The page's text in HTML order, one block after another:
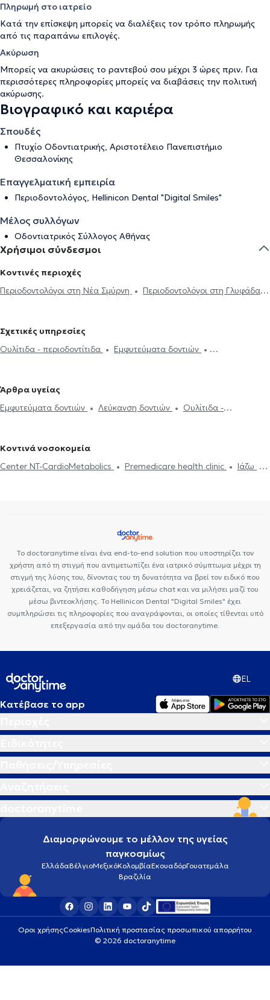
Πληρωμή στο ιατρείο
Κατά την επίσκεψη μπορείς να διαλέξεις τον τρόπο πληρωμής
από τις παραπάνω επιλογές.
Ακύρωση
Μπορείς να ακυρώσεις το ραντεβού σου μέχρι 3 ώρες πριν. Για
περισσότερες πληροφορίες μπορείς να διαβάσεις την πολιτική
ακύρωσης.
Βιογραφικό και καριέρα
Σπουδές
Πτυχίο Οδοντιατρικής, Αριστοτέλειο Πανεπιστήμιο
Θεσσαλονίκης
Επαγγελματική εμπειρία
Περιοδοντολόγος, Hellinicon Dental "Digital Smiles"
Μέλος συλλόγων
Οδοντιατρικός Σύλλογος Αθήνας
Χρήσιμοι σύνδεσμοι
Κοντινές περιοχές
Περιοδοντολόγοι στη Νέα Σμύρνη
Περιοδοντολόγοι στη Γλυφάδα
στον Πειραιά
Περιοδοντολόγοι στην Κυψέλη
στο Νέο Ψυχικό
Περιοδοντολόγοι στη Νίκαια
Περιοδοντολόγοι
στα Πατήσια
Περιοδοντολόγοι στην Παλλήνη
Σχετικές υπηρεσίες
Ουλίτιδα - περιοδοντίτιδα
Εμφυτεύματα δοντιών
Άρθρα υγείας
Εμφυτεύματα δοντιών
Λεύκανση δοντιών
Ουλίτιδα -
Κοντινά νοσοκομεία
Center NT-CardioMetabolics
Premedicare health clinic
Ιάζω
Το doctoranytime είναι ένα end-to-end solution που υποστηρίζει τον
χρήστη από τη στιγμή που αντιμετωπίζει ένα ιατρικό σύμπτωμα μέχρι τη
στιγμή της λύσης του, δίνοντας του τη δυνατότητα να βρεί τον ειδικό που
χρειάζεται, να ζητήσει καθοδήγηση μέσω chat και να μιλήσει μαζί του
μέσω βιντεοκλήσης. Το Hellinicon Dental "Digital Smiles" έχει
συμπληρώσει τις πληροφορίες που αναγράφονται, οι οποίες τίθενται υπό
επεξεργασία από την ομάδα του doctoranytime.
EL
Κατέβασε το app
Διαμορφώνουμε το μέλλον της υγείας
παγκοσμίως
ΕλλάδαΒέλγιοΜεξικόΚολομβίαΕκουαδόρΓουατεμάλα
Βραζιλία
Οροι χρήσηςCookiesΠολιτική προστασίας προσωπικού απορρήτου
© 2026 doctoranytime